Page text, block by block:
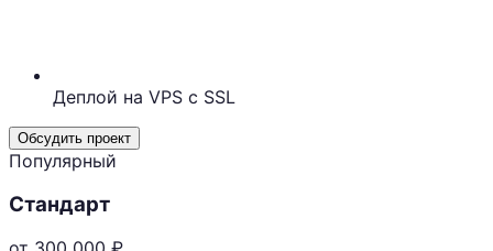
Деплой на VPS с SSL
Обсудить проект
Популярный
Стандарт